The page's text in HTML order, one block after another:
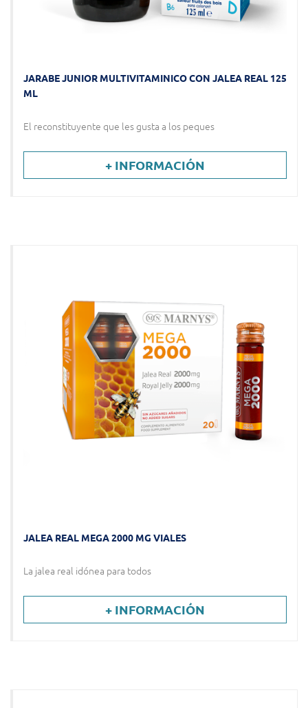
JARABE JUNIOR MULTIVITAMINICO CON JALEA REAL 125
ML
El reconstituyente que les gusta a los peques
+ INFORMACIÓN
JALEA REAL MEGA 2000 MG VIALES
La jalea real idónea para todos
+ INFORMACIÓN